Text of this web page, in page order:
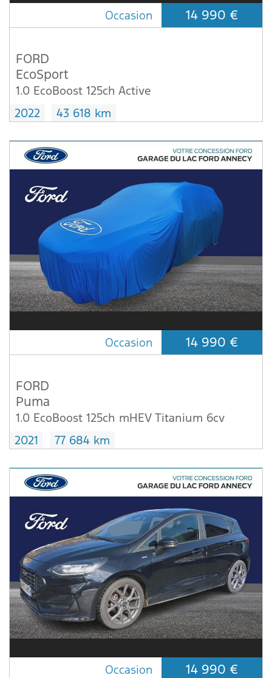
Occasion 14 990 €
FORD
EcoSport
1.0 EcoBoost 125ch Active
2022
43 618 km
Occasion 14 990 €
FORD
Puma
1.0 EcoBoost 125ch mHEV Titanium 6cv
2021
77 684 km
Occasion 14 990 €